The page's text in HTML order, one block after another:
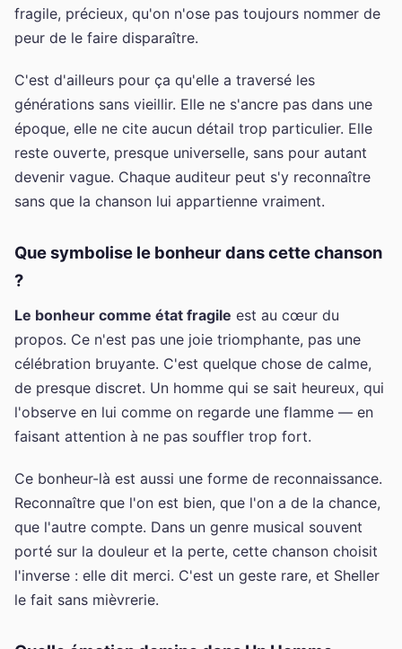
fragile, précieux, qu'on n'ose pas toujours nommer de
peur de le faire disparaître.
C'est d'ailleurs pour ça qu'elle a traversé les
générations sans vieillir. Elle ne s'ancre pas dans une
époque, elle ne cite aucun détail trop particulier. Elle
reste ouverte, presque universelle, sans pour autant
devenir vague. Chaque auditeur peut s'y reconnaître
sans que la chanson lui appartienne vraiment.
Que symbolise le bonheur dans cette chanson
?
Le bonheur comme état fragile est au cœur du
propos. Ce n'est pas une joie triomphante, pas une
célébration bruyante. C'est quelque chose de calme,
de presque discret. Un homme qui se sait heureux, qui
l'observe en lui comme on regarde une flamme — en
faisant attention à ne pas souffler trop fort.
Ce bonheur-là est aussi une forme de reconnaissance.
Reconnaître que l'on est bien, que l'on a de la chance,
que l'autre compte. Dans un genre musical souvent
porté sur la douleur et la perte, cette chanson choisit
l'inverse : elle dit merci. C'est un geste rare, et Sheller
le fait sans mièvrerie.